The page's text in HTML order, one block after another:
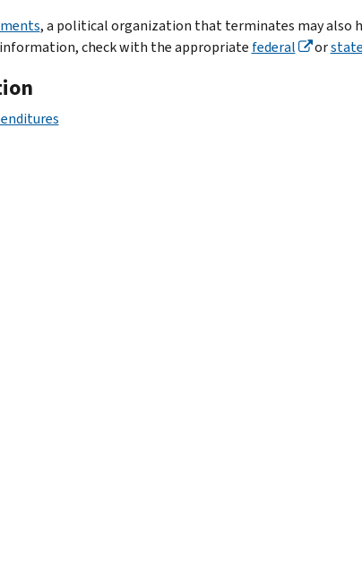
, a political organization that terminates may also
check with the appropriate federal orstate